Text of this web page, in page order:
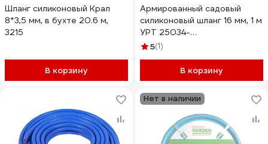
Шланг силиконовый Крал
8*3,5 мм, в бухте 20.6 м,
3215
В корзину
Армированный садовый
силиконовый шланг 16 мм, 1 м
УРТ 25034-
рукав*сил*арм*16мм*1м
5(1)
В корзину
Нет в наличии